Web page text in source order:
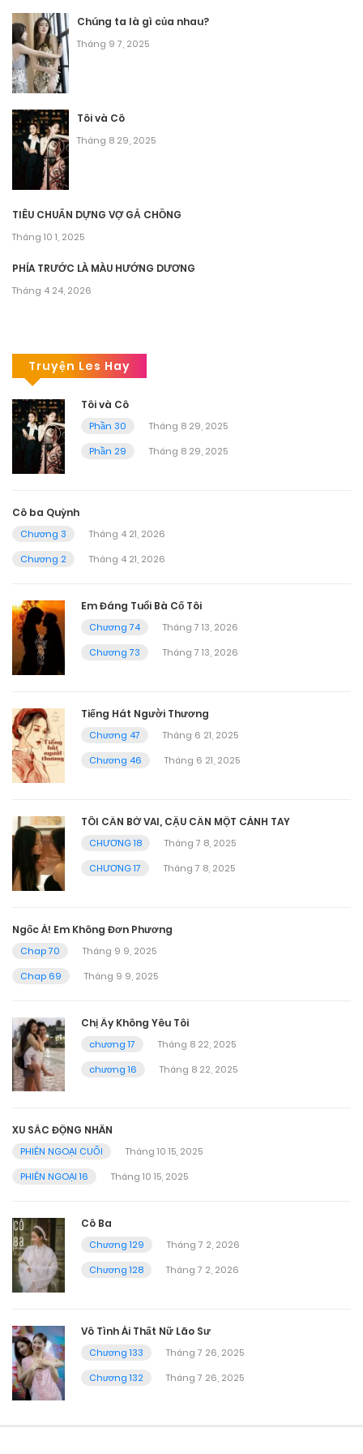
Chúng ta là gì của nhau?
Tháng 9 7, 2025
Tôi và Cô
Tháng 8 29, 2025
TIÊU CHUẨN DỰNG VỢ GẢ CHỒNG
Tháng 10 1, 2025
PHÍA TRƯỚC LÀ MÀU HƯỚNG DƯƠNG
Tháng 4 24, 2026
Truyện Les Hay
Tôi và Cô
Phần 30
Tháng 8 29, 2025
Phần 29
Tháng 8 29, 2025
Cô ba Quỳnh
Chương 3
Tháng 4 21, 2026
Chương 2
Tháng 4 21, 2026
Em Đáng Tuổi Bà Cố Tôi
Chương 74
Tháng 7 13, 2026
Chương 73
Tháng 7 13, 2026
Tiếng Hát Người Thương
Chương 47
Tháng 6 21, 2025
Chương 46
Tháng 6 21, 2025
TÔI CẦN BỜ VAI, CẬU CẦN MỘT CÁNH TAY
CHƯƠNG 18
Tháng 7 8, 2025
CHƯƠNG 17
Tháng 7 8, 2025
Ngốc À! Em Không Đơn Phương
Chap 70
Tháng 9 9, 2025
Chap 69
Tháng 9 9, 2025
Chị Ấy Không Yêu Tôi
chương 17
Tháng 8 22, 2025
chương 16
Tháng 8 22, 2025
XU SẮC ĐỘNG NHÂN
PHIÊN NGOẠI CUỐI
Tháng 10 15, 2025
PHIÊN NGOẠI 16
Tháng 10 15, 2025
Cô Ba
Chương 129
Tháng 7 2, 2026
Chương 128
Tháng 7 2, 2026
Vô Tình Ái Thất Nữ Lão Sư
Chương 133
Tháng 7 26, 2025
Chương 132
Tháng 7 26, 2025